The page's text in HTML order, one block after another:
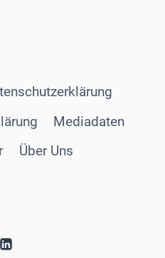
Mediadaten
Über Uns